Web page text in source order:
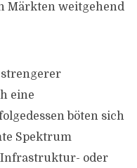
Märkten weitgehend
eine
böten sich
Spektrum
Infrastruktur- oder